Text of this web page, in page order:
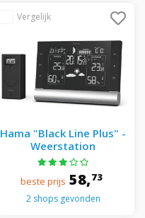
Hama "Black Line Plus" -
Weerstation
beste prijs 58,73
2 shops gevonden